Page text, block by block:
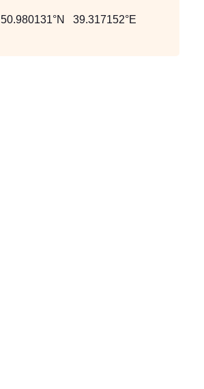
50.980131°N 39.317152°E